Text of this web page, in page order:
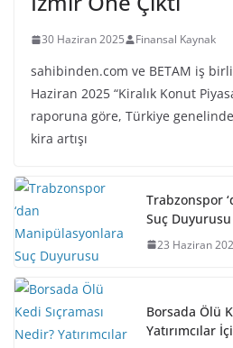
30 Haziran 2025 Finansal Kaynak
sahibinden.com ve BETAM iş
Haziran 2025 “Kiralık Konut
raporuna göre, Türkiye
kira artışı
Trabzonspor
Suç Duyurusu
23 Haziran
Borsada Ölü
Yatırımcılar